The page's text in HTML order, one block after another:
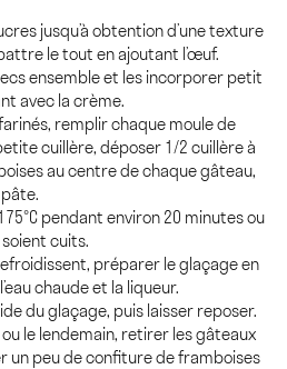
jusqu’à obtention d’une texture
le tout en ajoutant l’œuf.
ensemble et les incorporer petit
avec la crème.
remplir chaque moule de
cuillère, déposer 1/2 cuillère à
au centre de chaque gâteau,
pendant environ 20 minutes ou
soient cuits.
préparer le glaçage en
chaude et la liqueur.
du glaçage, puis laisser reposer.
le lendemain, retirer les gâteaux
un peu de confiture de framboises